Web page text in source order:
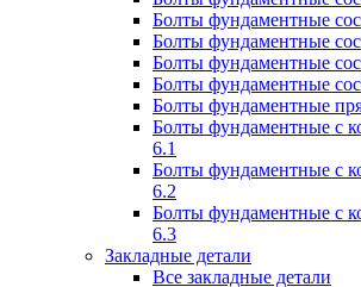
Болты фундаментные
Болты фундаментные
Болты фундаментные
Болты фундаментные
Болты фундаментные
Болты фундаментные с
6.1
Болты фундаментные с
6.2
Болты фундаментные с
6.3
Закладные детали
Все закладные детали